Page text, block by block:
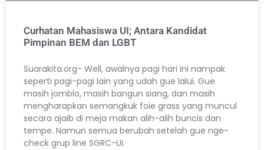
Curhatan Mahasiswa UI; Antara Kandidat
Pimpinan BEM dan LGBT
Suarakita.org- Well, awalnya pagi hari ini nampak
seperti pagi-pagi lain yang udah gue lalui. Gue
masih jomblo, masih bangun siang, dan masih
mengharapkan semangkuk foie grass yang muncul
secara ajaib di meja makan alih-alih buncis dan
tempe. Namun semua berubah setelah gue nge-
check grup line SGRC-UI.